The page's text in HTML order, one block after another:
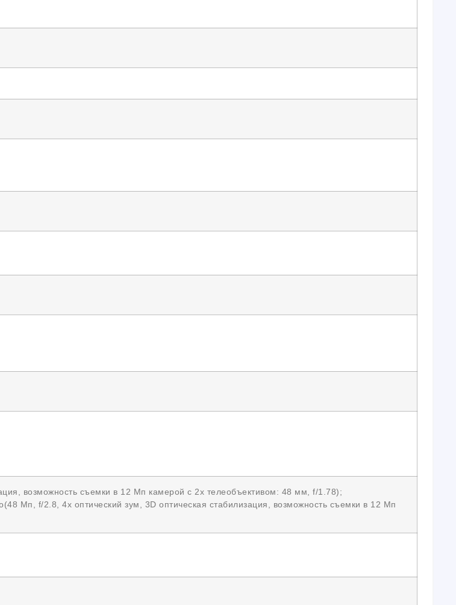
возможность съемки в 12 Мп камерой с 2x телеобъективом: 48 мм, f/1.78);
Мп, f/2.8, 4x оптический зум, 3D оптическая стабилизация, возможность съемки в 12 Мп